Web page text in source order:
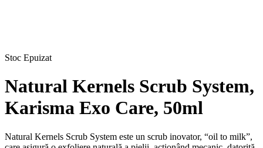
Stoc Epuizat
Natural Kernels Scrub System,
Karisma Exo Care, 50ml
Natural Kernels Scrub System este un scrub inovator, “oil to milk”,